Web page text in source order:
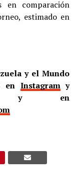
en comparación
estimado en
y el Mundo
en Instagramy
en